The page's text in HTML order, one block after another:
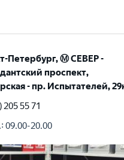
Петербург, Ⓜ️ СЕВЕР -
проспект,
- пр. Испытателей,
205 55 71
: 09.00-20.00